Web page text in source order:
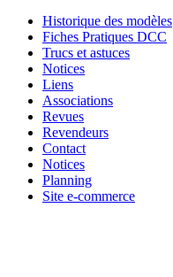
Historique des modèles
Fiches Pratiques DCC
Trucs et astuces
Notices
Liens
Associations
Revues
Revendeurs
Contact
Notices
Planning
Site e-commerce